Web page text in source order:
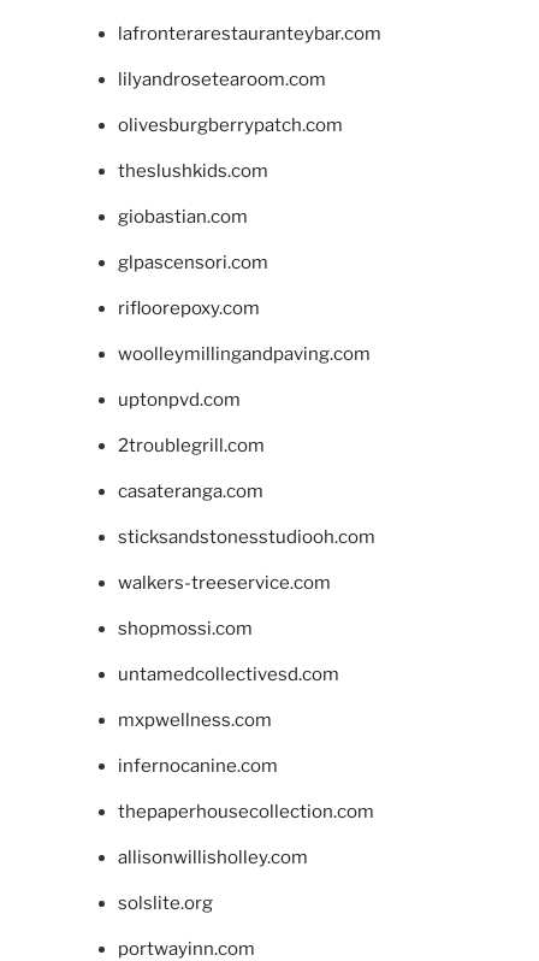
lafronterarestauranteybar.com
lilyandrosetearoom.com
olivesburgberrypatch.com
theslushkids.com
giobastian.com
glpascensori.com
rifloorepoxy.com
woolleymillingandpaving.com
uptonpvd.com
2troublegrill.com
casateranga.com
sticksandstonesstudiooh.com
walkers-treeservice.com
shopmossi.com
untamedcollectivesd.com
mxpwellness.com
infernocanine.com
thepaperhousecollection.com
allisonwillisholley.com
solslite.org
portwayinn.com